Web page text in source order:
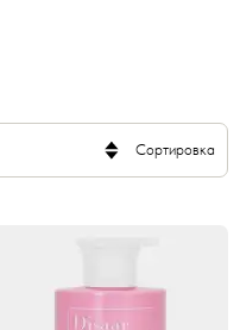
Сортировка